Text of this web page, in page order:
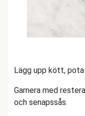
Lägg upp kött,
Garnera med
och senapssås.